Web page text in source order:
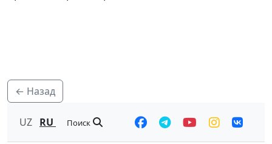
← Назад
UZ RU Поиск